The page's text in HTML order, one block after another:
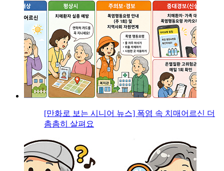
[만화로 보는 시니어 뉴스] 폭염 속 치매어르신 더
촘촘히 살펴요